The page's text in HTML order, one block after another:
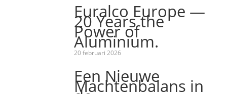
Euralco Europe —
20 Years the
Power of
Aluminium.
20 februari 2026
Een Nieuwe
Machtenbalans in